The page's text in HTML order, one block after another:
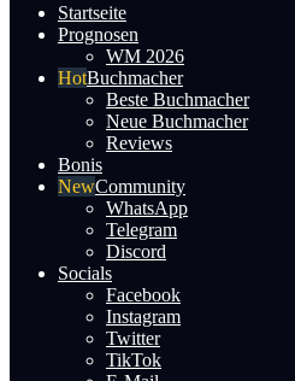
Startseite
Prognosen
WM 2026
Buchmacher
Beste Buchmacher
Neue Buchmacher
Reviews
Bonis
Community
WhatsApp
Telegram
Discord
Socials
Facebook
Instagram
Twitter
TikTok